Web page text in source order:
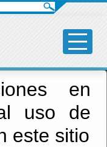
en
uso de
este sitio